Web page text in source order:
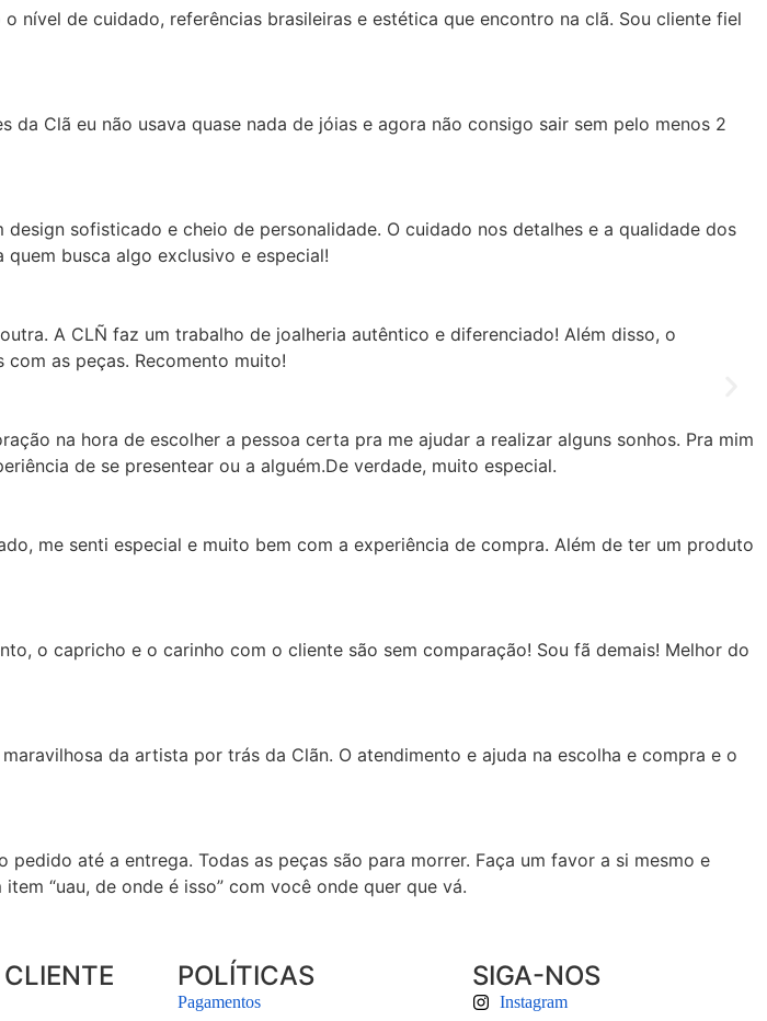
nível de cuidado, referências brasileiras e estética que encontro na clã. Sou cliente fiel
Clã eu não usava quase nada de jóias e agora não consigo sair sem pelo menos 2
sofisticado e cheio de personalidade. O cuidado nos detalhes e a qualidade dos
busca algo exclusivo e especial!
A CLÑ faz um trabalho de joalheria autêntico e diferenciado! Além disso, o
as peças. Recomento muito!
na hora de escolher a pessoa certa pra me ajudar a realizar alguns sonhos. Pra mim
de se presentear ou a alguém.De verdade, muito especial.
me senti especial e muito bem com a experiência de compra. Além de ter um produto
o capricho e o carinho com o cliente são sem comparação! Sou fã demais! Melhor do
da artista por trás da Clãn. O atendimento e ajuda na escolha e compra e o
até a entrega. Todas as peças são para morrer. Faça um favor a si mesmo e
“uau, de onde é isso” com você onde quer que vá.
POLÍTICAS
Pagamentos
SIGA-NOS
Instagram